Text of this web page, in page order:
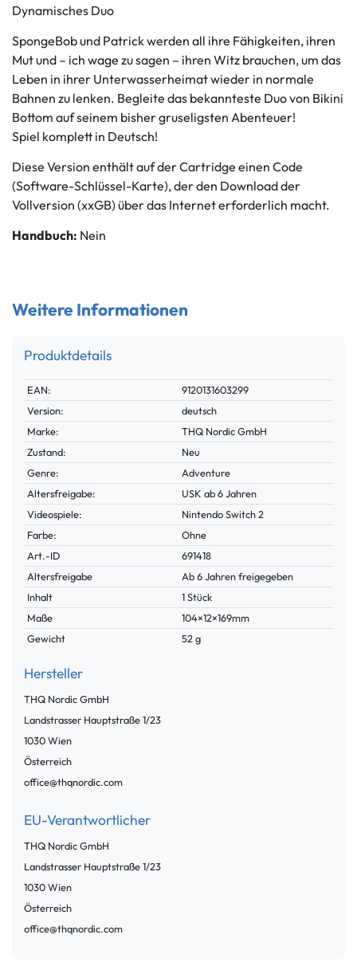
Dynamisches Duo
SpongeBob und Patrick werden all ihre Fähigkeiten, ihren
Mut und – ich wage zu sagen – ihren Witz brauchen, um das
Leben in ihrer Unterwasserheimat wieder in normale
Bahnen zu lenken. Begleite das bekannteste Duo von Bikini
Bottom auf seinem bisher gruseligsten Abenteuer!
Spiel komplett in Deutsch!
Diese Version enthält auf der Cartridge einen Code
(Software-Schlüssel-Karte), der den Download der
Vollversion (xxGB) über das Internet erforderlich macht.
Handbuch: Nein
Weitere Informationen
Produktdetails
Technisches
Merkmal
Wert
EAN:
9120131603299
Version:
deutsch
Marke:
THQ Nordic GmbH
Zustand:
Neu
Genre:
Adventure
Altersfreigabe:
USK ab 6 Jahren
Videospiele:
Nintendo Switch 2
Farbe:
Ohne
Technisches
Merkmal
Wert
Art.-ID
691418
Altersfreigabe
Ab 6 Jahren freigegeben
Inhalt
1 Stück
Maße
104×12×169mm
Gewicht
52 g
Hersteller
THQ Nordic GmbH
Landstrasser Hauptstraße1/23
1030Wien
Österreich
office@thqnordic.com
EU-Verantwortlicher
THQ Nordic GmbH
Landstrasser Hauptstraße1/23
1030Wien
Österreich
office@thqnordic.com